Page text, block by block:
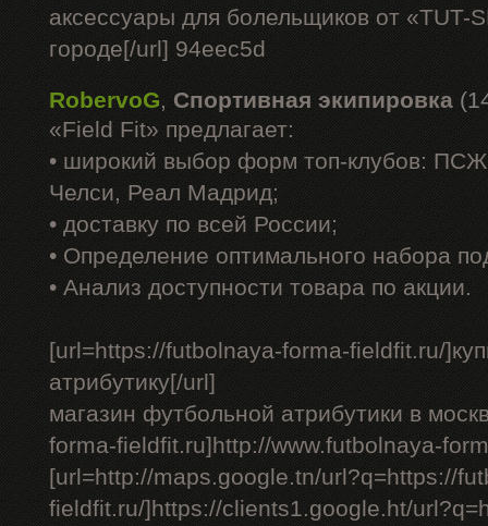
аксессуары для болельщиков от «TUT-
городе[/url] 94eec5d
RobervoG, Спортивная экипировка
«Field Fit» предлагает:
• широкий выбор форм топ-клубов:
Челси, Реал Мадрид;
• доставку по всей России;
• Определение оптимального набора
• Анализ доступности товара по акции.
[url=https://futbolnaya-forma-fieldfit.ru/
атрибутику[/url]
магазин футбольной атрибутики в
forma-fieldfit.ru]http://www.futbolnaya-
[url=http://maps.google.tn/url?q=https://
fieldfit.ru/]https://clients1.google.ht/